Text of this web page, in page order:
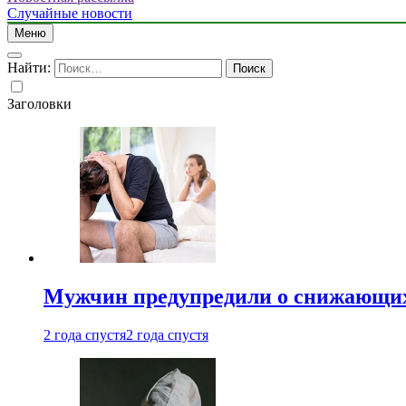
Случайные новости
Меню
Найти:
Заголовки
Мужчин предупредили о
2 года спустя2 года спустя